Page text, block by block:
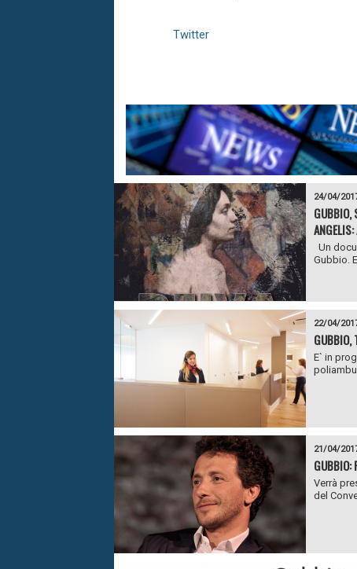
Twitter
24/04/
GUBBIO,
Un
Gubbio.
22/04/
GUBBIO,
E` in
21/04/
GUBBIO:
Verrà
del